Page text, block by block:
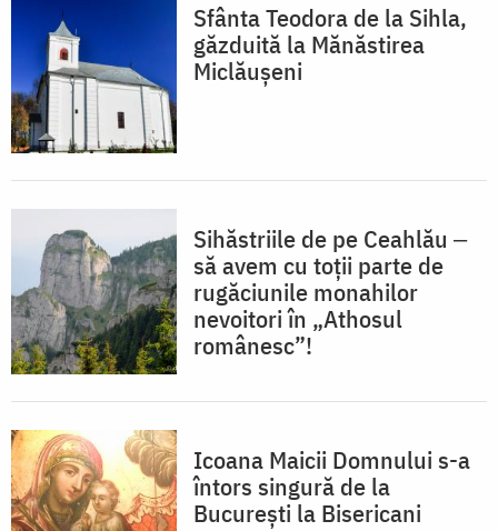
Sfânta Teodora de la Sihla,
găzduită la Mănăstirea
Miclăușeni
Sihăstriile de pe Ceahlău ‒
să avem cu toții parte de
rugăciunile monahilor
nevoitori în „Athosul
românesc”!
Icoana Maicii Domnului s-a
întors singură de la
București la Bisericani